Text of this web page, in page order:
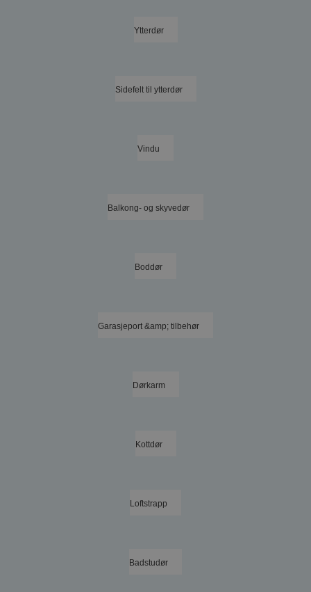
Ytterdør
Sidefelt til ytterdør
Vindu
Balkong- og skyvedør
Boddør
Garasjeport &amp; tilbehør
Dørkarm
Kottdør
Loftstrapp
Badstudør